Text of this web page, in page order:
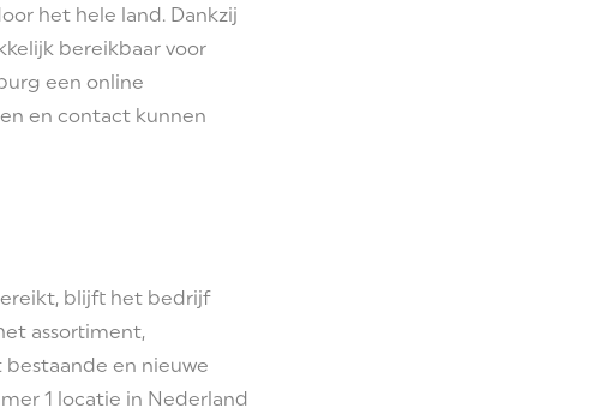
het hele land. Dankzij
bereikbaar voor
een online
en contact kunnen
blijft het bedrijf
assortiment,
en nieuwe
1 locatie in Nederland